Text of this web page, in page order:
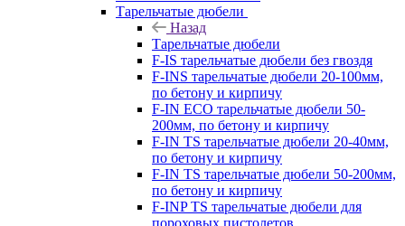
Тарельчатые дюбели
Назад
Тарельчатые дюбели
F-IS тарельчатые дюбели без гвоздя
F-INS тарельчатые дюбели 20-100мм,
по бетону и кирпичу
F-IN ECO тарельчатые дюбели 50-
200мм, по бетону и кирпичу
F-IN TS тарельчатые дюбели 20-40мм,
по бетону и кирпичу
F-IN TS тарельчатые дюбели 50-200мм,
по бетону и кирпичу
F-INP TS тарельчатые дюбели для
пороховых пистолетов